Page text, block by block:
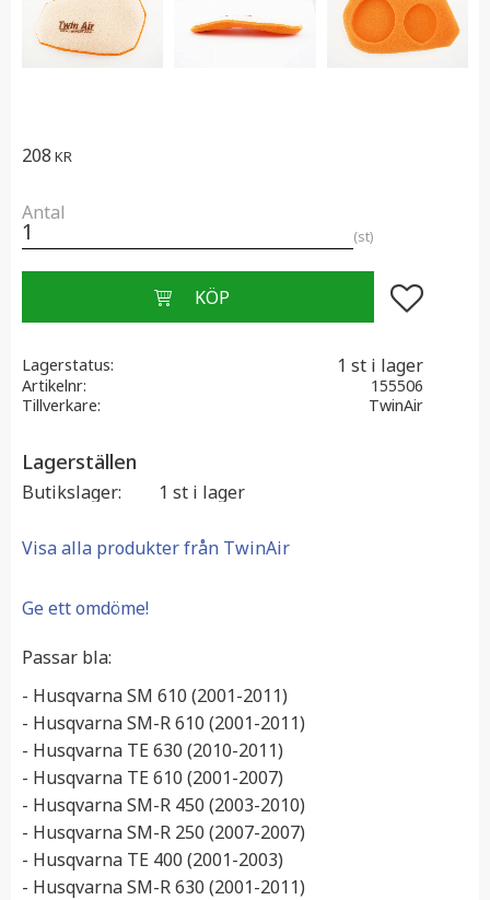
208 KR
Antal
st
Lägg till i
Lagerstatus 1 st i lager
Artikelnr
155506
Tillverkare
TwinAir
Lagerställen
Butikslager 1 st i lager
Visa alla produkter från TwinAir
Ge ett omdöme!
Passar bla:
- Husqvarna SM 610 (2001-2011)
- Husqvarna SM-R 610 (2001-2011)
- Husqvarna TE 630 (2010-2011)
- Husqvarna TE 610 (2001-2007)
- Husqvarna SM-R 450 (2003-2010)
- Husqvarna SM-R 250 (2007-2007)
- Husqvarna TE 400 (2001-2003)
- Husqvarna SM-R 630 (2001-2011)